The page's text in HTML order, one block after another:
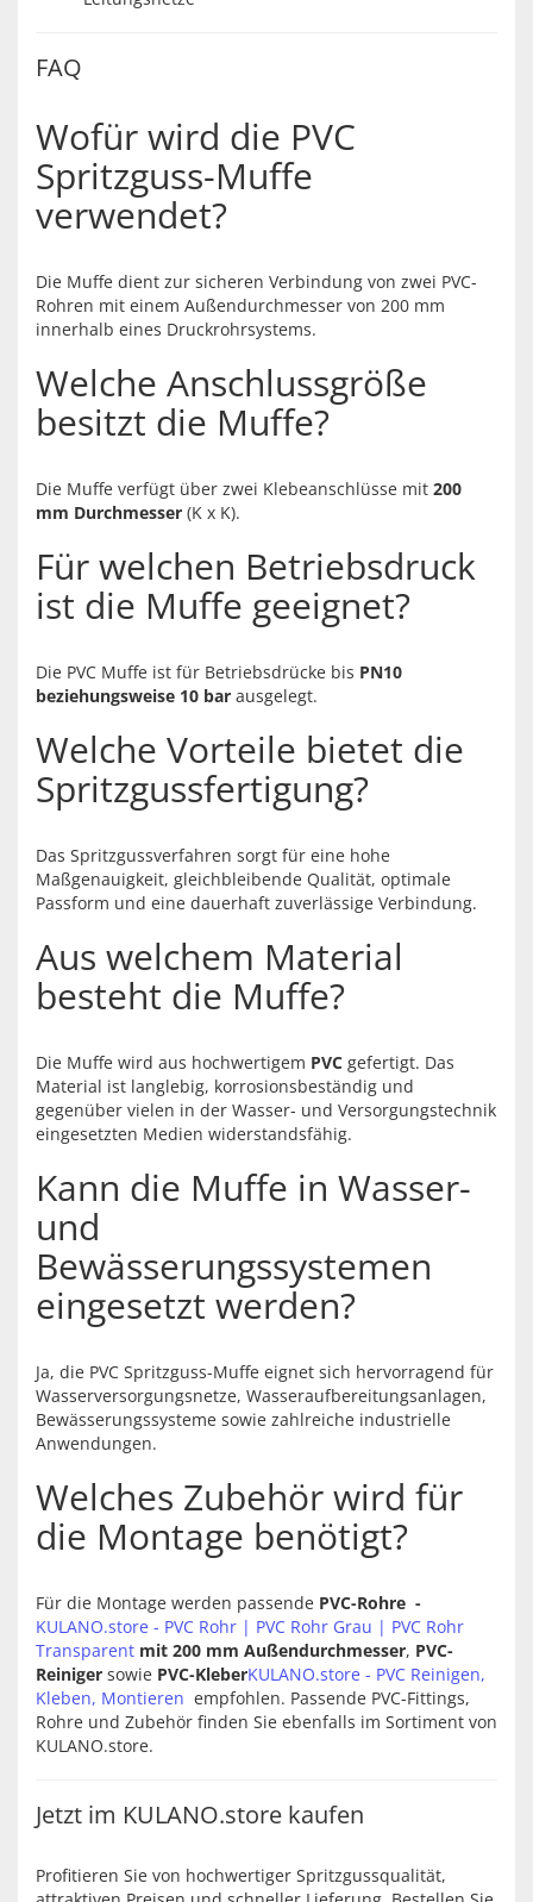
FAQ
Wofür wird die PVC
Spritzguss-Muffe
verwendet?
Die Muffe dient zur sicheren Verbindung von zwei PVC-
Rohren mit einem Außendurchmesser von 200 mm
innerhalb eines Druckrohrsystems.
Welche Anschlussgröße
besitzt die Muffe?
Die Muffe verfügt über zwei Klebeanschlüsse mit 200
mm Durchmesser (K x K).
Für welchen Betriebsdruck
ist die Muffe geeignet?
Die PVC Muffe ist für Betriebsdrücke bis PN10
beziehungsweise 10 bar ausgelegt.
Welche Vorteile bietet die
Spritzgussfertigung?
Das Spritzgussverfahren sorgt für eine hohe
Maßgenauigkeit, gleichbleibende Qualität, optimale
Passform und eine dauerhaft zuverlässige Verbindung.
Aus welchem Material
besteht die Muffe?
Die Muffe wird aus hochwertigem PVC gefertigt. Das
Material ist langlebig, korrosionsbeständig und
gegenüber vielen in der Wasser- und Versorgungstechnik
eingesetzten Medien widerstandsfähig.
Kann die Muffe in Wasser-
und
Bewässerungssystemen
eingesetzt werden?
Ja, die PVC Spritzguss-Muffe eignet sich hervorragend für
Wasserversorgungsnetze, Wasseraufbereitungsanlagen,
Bewässerungssysteme sowie zahlreiche industrielle
Anwendungen.
Welches Zubehör wird für
die Montage benötigt?
Für die Montage werden passende PVC-Rohre -
KULANO.store - PVC Rohr | PVC Rohr Grau | PVC Rohr
Transparent mit 200 mm Außendurchmesser, PVC-
Reiniger sowie PVC-KleberKULANO.store - PVC Reinigen,
Kleben, Montieren empfohlen. Passende PVC-Fittings,
Rohre und Zubehör finden Sie ebenfalls im Sortiment von
KULANO.store.
Jetzt im KULANO.store kaufen
Profitieren Sie von hochwertiger Spritzgussqualität,